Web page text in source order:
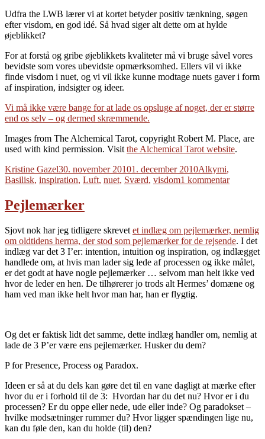
Udfra the LWB lærer vi at kortet betyder positiv tænkning, søgen
efter visdom, en god idé. Så hvad siger alt dette om at hylde
øjeblikket?
For at forstå og gribe øjeblikkets kvaliteter må vi bruge såvel vores
bevidste som vores ubevidste opmærksomhed. Ellers vil vi ikke
finde visdom i nuet, og vi vil ikke kunne modtage nuets gaver i form
af inspiration, indsigter og ideer.
Vi må ikke være bange for at lade os opsluge af noget, der er større
end os selv – og dermed skræmmende.
Images from The Alchemical Tarot, copyright Robert M. Place, are
used with kind permission. Visit the Alchemical Tarot website.
Forfatter
Kristine GazelUdgivet
30. november 20101. december 2010Tags
Alkymi,
Basilisk, inspiration, Luft, nuet, Sværd, visdom1 kommentartil
Pejlemærker
Sjovt nok har jeg tidligere skrevet et indlæg om pejlemærker, nemlig
om oldtidens herma, der stod som pejlemærker for de rejsende. I det
indlæg var det 3 I’er: intention, intuition og inspiration, og indlægget
handlede om, at hvis man lader sig lede af processen og ikke målet,
er det godt at have nogle pejlemærker … selvom man helt ikke ved
hvor de leder en hen. De tilhørerer jo trods alt Hermes’ domæne og
ham ved man ikke helt hvor man har, han er flygtig.
Og det er faktisk lidt det samme, dette indlæg handler om, nemlig at
lade de 3 P’er være ens pejlemærker. Husker du dem?
P for Presence, Process og Paradox.
Ideen er så at du dels kan gøre det til en vane dagligt at mærke efter
hvor du er i forhold til de 3: Hvordan har du det nu? Hvor er i du
processen? Er du oppe eller nede, ude eller inde? Og paradokset –
hvilke modsætninger rummer du? Hvor ligger spændingen lige nu,
kan du føle den, kan du holde (til) den?